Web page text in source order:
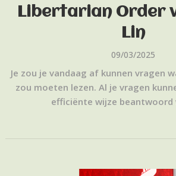
Libertarian Order
Lin
09/03/2025
Je zou je vandaag af kunnen vragen
zou moeten lezen. Al je vragen
efficiënte wijze beantwoord